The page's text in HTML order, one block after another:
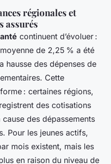
régionales et
assurés
continuent d’évoluer :
de 2,25 % a été
hausse des dépenses de
Cette
: certaines régions,
des cotisations
des dépassements
Pour les jeunes actifs,
mois existent, mais les
en raison du niveau de